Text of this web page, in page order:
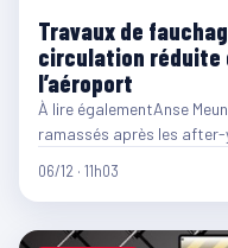
Travaux de
circulation réduite
l’aéroport
À lire égalementAnse
ramassés après les
06/12 · 11h03